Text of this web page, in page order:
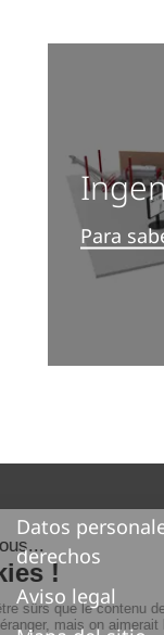
Para
Datos
derechos
Aviso legal